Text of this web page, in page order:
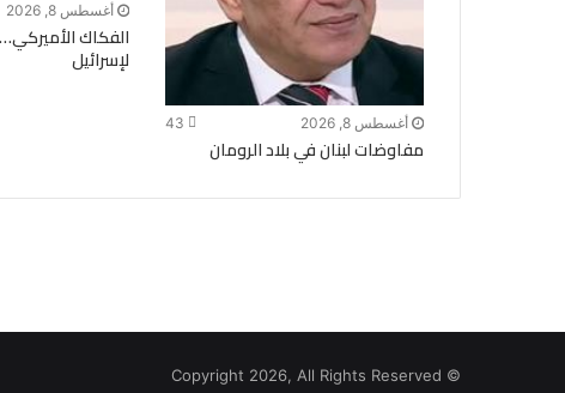
أغسطس 8, 2026 43
مفاوضات لبنان في بلاد الرومان
أغسطس 8, 2026
الفكاك
لإسرائيل
© Copyright 2026, All Rights Reserved